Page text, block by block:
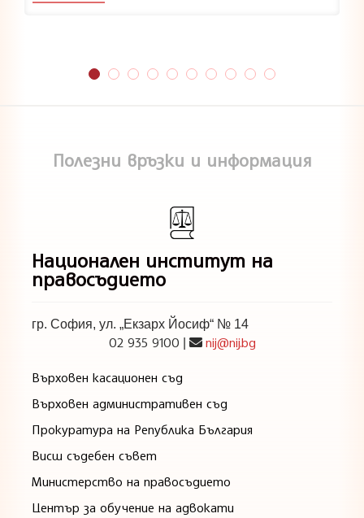
Полезни връзки и информация
Национален институт на
правосъдието
гр. София, ул. „Екзарх Йосиф“ № 14
02 935 9100 nij@nij.bg
Върховен касационен съд
Върховен административен съд
Прокуратура на Република България
Висш съдебен съвет
Министерство на правосъдието
Център за обучение на адвокати